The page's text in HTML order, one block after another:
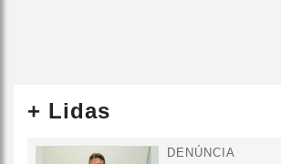
+ Lidas
DENÚNCIA